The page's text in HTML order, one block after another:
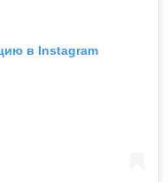
в Instagram